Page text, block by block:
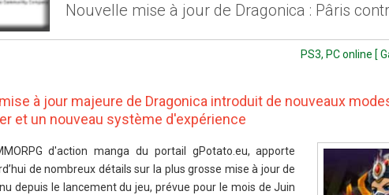
Nouvelle mise à jour de Dragonica : Pâris
PS3, PC online [
à jour majeure de Dragonica introduit de nouveaux
et un nouveau système d'expérience
d'action manga du portail gPotato.eu, apporte
de nombreux détails sur la plus grosse mise à jour de
depuis le lancement du jeu, prévue pour le mois de Juin